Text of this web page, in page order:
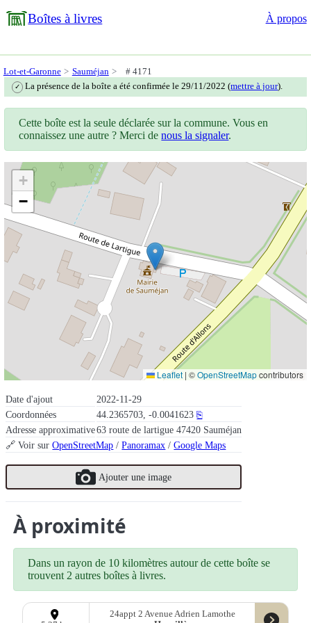
Boîtes à livres À propos
Lot-et-Garonne Sauméjan # 4171
✓ La présence de la boîte a été confirmée le 29/11/2022 (mettre à jour).
Date d'ajout
2022-11-29
Coordonnées
44.2365703, -0.0041623 ⎘
Adresse approximative63 route de lartigue 47420 Sauméjan
🔗 Voir surOpenStreetMap /Panoramax /Google Maps
Ajouter une image
Cette boîte est la seule déclarée sur la commune. Vous en
connaissez une autre ? Merci denous la signaler.
+
−
Leaflet | ©OpenStreetMapcontributors
À proximité
Dans un rayon de 10 kilomètres autour de cette boîte se
trouvent 2 autres boîtes à livres.
24appt 2 Avenue Adrien Lamothe